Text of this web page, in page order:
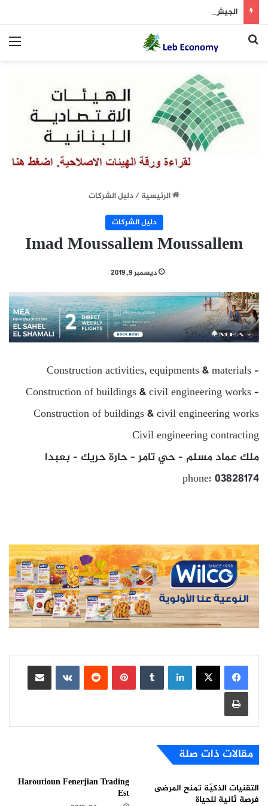
الجيش يوقف مطلوبين في إطار ملاحقة المخلين بالأمن
بحث عن
الرئيسية/دليل الشركات
دليل الشركات
Imad Moussallem Moussallem
ديسمبر 9, 2019
Construction activities, equipments & materials –
Construction of buildings & civil engineering works –
Construction of buildings & civil engineering works
Civil engineering contracting
ملك عماد مسلم – حي تامر – حارة حريك – بعبدا
phone: 03828174
لينكدإن بينتيريست
مشاركة عبر البريد
طباعة
مقالات ذات صلة
التقنيات الذكيّة تمنح المرضى
فرصة ثانية للحياة
Haroutioun Fenerjian Trading
Est